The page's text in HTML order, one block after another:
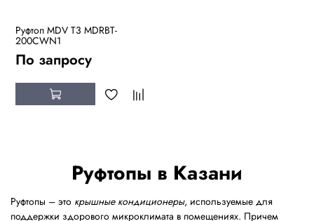
Руфтоп MDV T3 MDRBT-
200CWN1
По запросу
Руфтопы в Казани
Руфтопы – это крышные кондиционеры, используемые для
поддержки здорового микроклимата в помещениях. Причем